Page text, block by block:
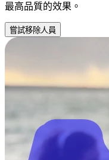
最高品質的效果。
嘗試移除人員